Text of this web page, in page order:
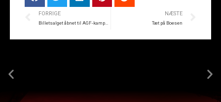
FORRIGE
Billetsalget åbnet til AGF-kampen
NÆSTE
Tæt på Boesen